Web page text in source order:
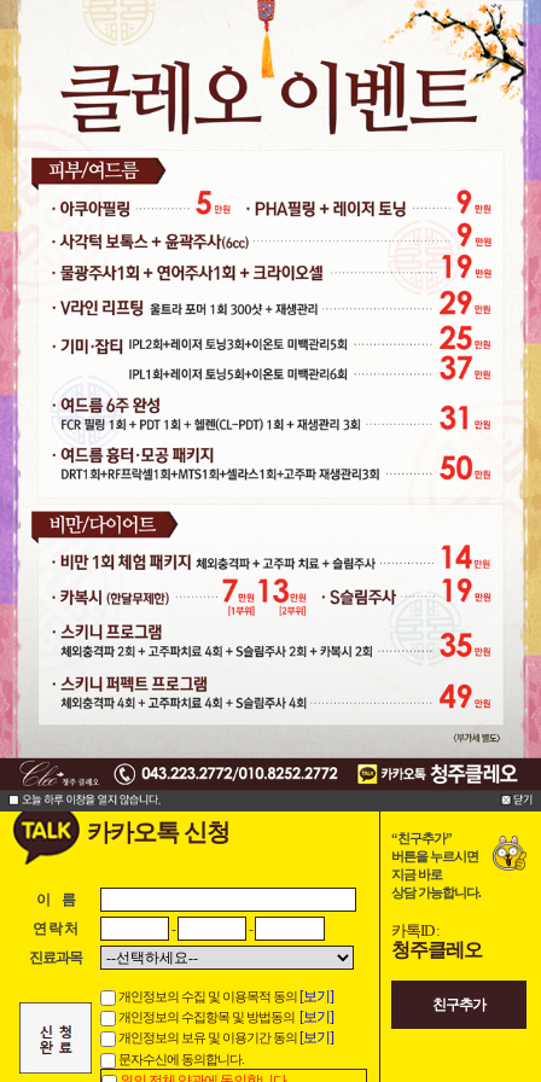
카카오톡 신청
이 름
연 락 처
-
-
진료과목
개인정보의 수집 및 이용목적 동의[보기]
개인정보의 수집항목 및 방법동의 [보기]
개인정보의 보유 및 이용기간 동의 [보기]
문자수신에 동의합니다.
“친구추가”
버튼을 누르시면
지금 바로
상담 가능합니다.
카톡ID :
청주클레오
친구추가